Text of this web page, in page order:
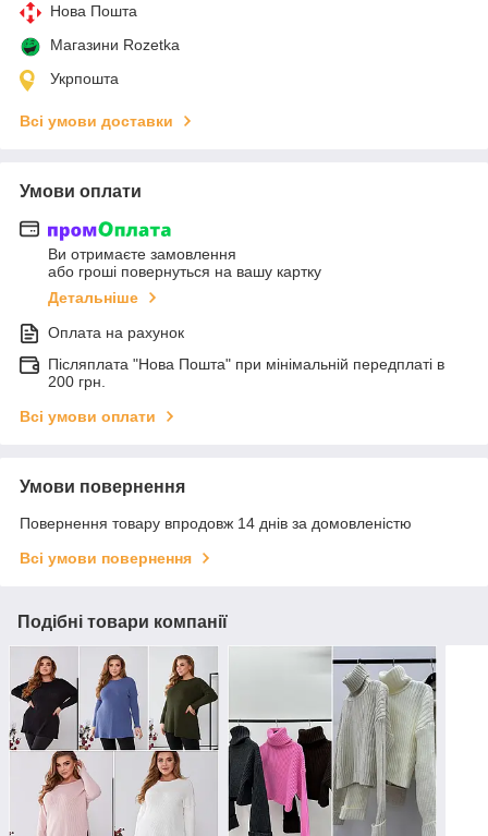
Нова Пошта
Магазини Rozetka
Укрпошта
Всі умови доставки
Умови оплати
Ви отримаєте замовлення
або гроші повернуться на вашу картку
Детальніше
Оплата на рахунок
Післяплата "Нова Пошта" при мінімальній передплаті в
200 грн.
Всі умови оплати
Умови повернення
Повернення товару впродовж 14 днів за домовленістю
Всі умови повернення
Подібні товари компанії